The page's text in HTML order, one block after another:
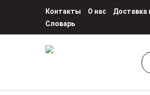
Контакты О нас Доставка
Словарь